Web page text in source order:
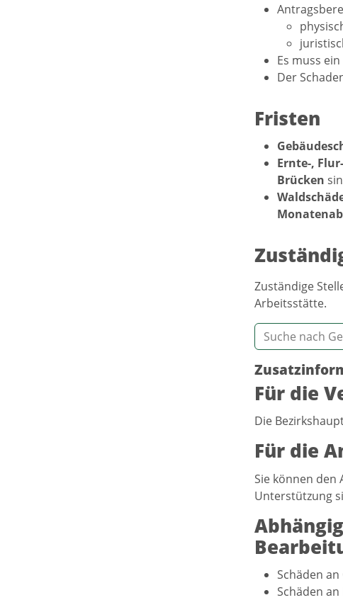
Es muss
Der
Fristen
Ernte-,
Brücken
Zuständige
Arbeitsstätte.
Für die
Die
Für die
Sie können den
Unterstützung
Schäden an
Schäden an